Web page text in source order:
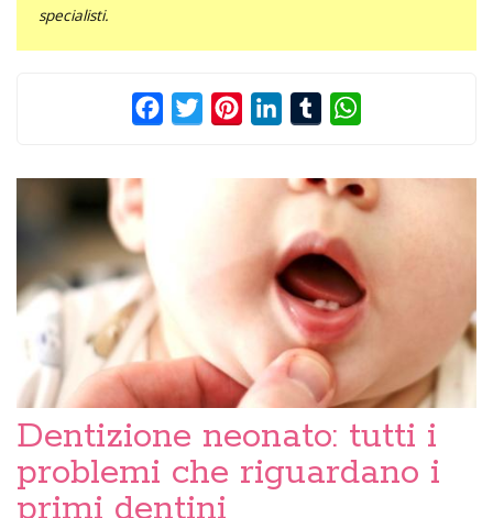
specialisti.
FacebookTwitterPinterestLinkedInTumblr
Dentizione neonato: tutti i
problemi che riguardano i